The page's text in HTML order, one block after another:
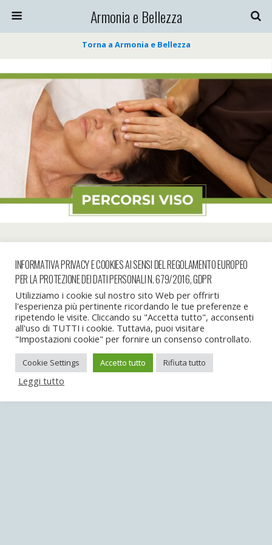
Armonia e Bellezza
Torna a Armonia e Bellezza
Torna su
Dispositivo Portatile Pc Desktop
INFORMATIVA PRIVACY E COOKIES AI SENSI DEL REGOLAMENTO EUROPEO
PER LA PROTEZIONE DEI DATI PERSONALI N. 679/2016, GDPR
Utilizziamo i cookie sul nostro sito Web per offrirti
l'esperienza più pertinente ricordando le tue preferenze e
ripetendo le visite. Cliccando su "Accetta tutto", acconsenti
all'uso di TUTTI i cookie. Tuttavia, puoi visitare
"Impostazioni cookie" per fornire un consenso controllato.
Cookie Settings Accetto tutto Rifiuta tutto
Leggi tutto